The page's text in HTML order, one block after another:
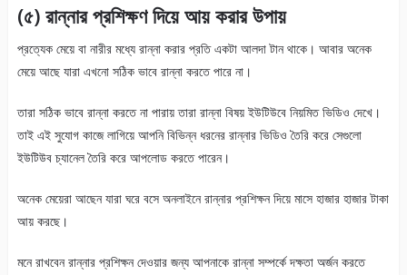
(৫) রান্নার প্রশিক্ষণ দিয়ে আয় করার উপায়
প্রত্যেক মেয়ে বা নারীর মধ্যে রান্না করার প্রতি একটা আলদা টান থাকে। আবার অনেক
মেয়ে আছে যারা এখনো সঠিক ভাবে রান্না করতে পারে না।
তারা সঠিক ভাবে রান্না করতে না পারায় তারা রান্না বিষয় ইউটিউবে নিয়মিত ভিডিও দেখে।
তাই এই সুযোগ কাজে লাগিয়ে আপনি বিভিন্ন ধরনের রান্নার ভিডিও তৈরি করে সেগুলো
ইউটিউব চ্যানেল তৈরি করে আপলোড করতে পারেন।
অনেক মেয়েরা আছেন যারা ঘরে বসে অনলাইনে রান্নার প্রশিক্ষন দিয়ে মাসে হাজার হাজার টাকা
আয় করছে।
মনে রাখবেন রান্নার প্রশিক্ষন দেওয়ার জন্য আপনাকে রান্না সম্পর্কে দক্ষতা অর্জন করতে